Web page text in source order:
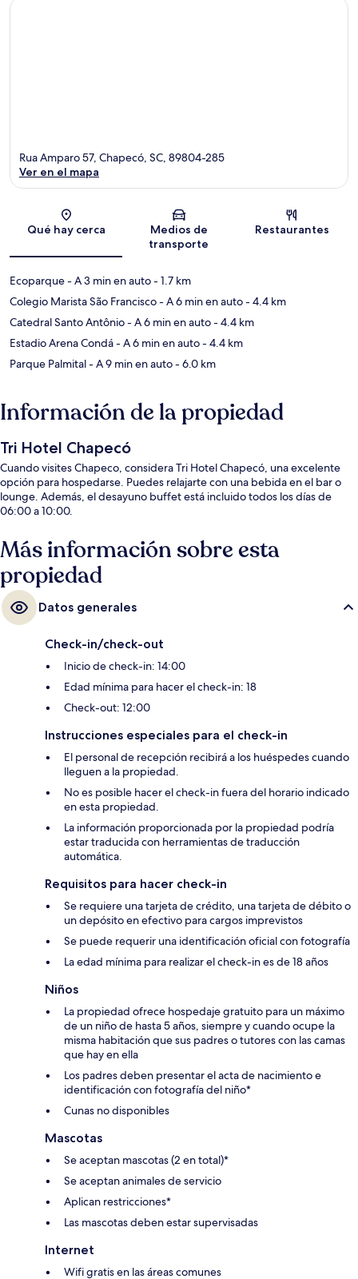
Sección del mapa
Rua Amparo 57, Chapecó, SC, 89804-285
Ver en el mapa
Qué hay cerca
Medios de
transporte
Restaurantes
Ecoparque- A 3 min en auto- 1.7 km
Colegio Marista São Francisco- A 6 min en auto- 4.4 km
Catedral Santo Antônio- A 6 min en auto- 4.4 km
Estadio Arena Condá- A 6 min en auto- 4.4 km
Parque Palmital- A 9 min en auto- 6.0 km
Información de la propiedad
Tri Hotel Chapecó
Cuando visites Chapeco, considera Tri Hotel Chapecó, una excelente
opción para hospedarse. Puedes relajarte con una bebida en el bar o
lounge. Además, el desayuno buffet está incluido todos los días de
06:00 a 10:00.
Más información sobre esta
propiedad
Datos generales
Check-in/check-out
Inicio de check-in: 14:00
Edad mínima para hacer el check-in: 18
Check-out: 12:00
Instrucciones especiales para el check-in
El personal de recepción recibirá a los huéspedes cuando
lleguen a la propiedad.
No es posible hacer el check-in fuera del horario indicado
en esta propiedad.
La información proporcionada por la propiedad podría
estar traducida con herramientas de traducción
automática.
Requisitos para hacer check-in
Se requiere una tarjeta de crédito, una tarjeta de débito o
un depósito en efectivo para cargos imprevistos
Se puede requerir una identificación oficial con fotografía
La edad mínima para realizar el check-in es de 18 años
Niños
La propiedad ofrece hospedaje gratuito para un máximo
de un niño de hasta 5 años, siempre y cuando ocupe la
misma habitación que sus padres o tutores con las camas
que hay en ella
Los padres deben presentar el acta de nacimiento e
identificación con fotografía del niño*
Cunas no disponibles
Mascotas
Se aceptan mascotas (2 en total)*
Se aceptan animales de servicio
Aplican restricciones*
Las mascotas deben estar supervisadas
Internet
Wifi gratis en las áreas comunes